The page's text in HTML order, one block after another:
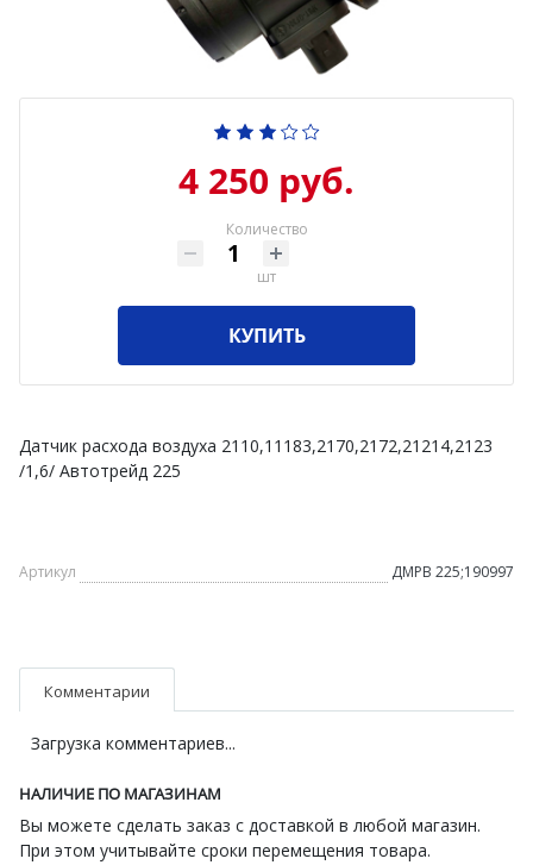
4 250 руб.
Количество
шт
КУПИТЬ
Датчик расхода воздуха 2110,11183,2170,2172,21214,2123
/1,6/ Автотрейд 225
Артикул ДМРВ 225;190997
Комментарии
Загрузка комментариев...
НАЛИЧИЕ ПО МАГАЗИНАМ
Вы можете сделать заказ с доставкой в любой магазин.
При этом учитывайте сроки перемещения товара.